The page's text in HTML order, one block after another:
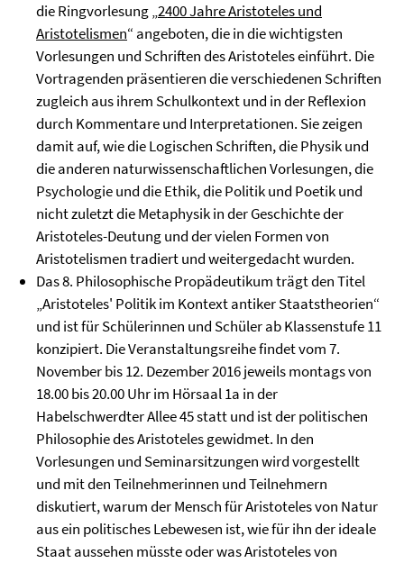
die Ringvorlesung „2400 Jahre Aristoteles und
Aristotelismen“ angeboten, die in die wichtigsten
Vorlesungen und Schriften des Aristoteles einführt. Die
Vortragenden präsentieren die verschiedenen Schriften
zugleich aus ihrem Schulkontext und in der Reflexion
durch Kommentare und Interpretationen. Sie zeigen
damit auf, wie die Logischen Schriften, die Physik und
die anderen naturwissenschaftlichen Vorlesungen, die
Psychologie und die Ethik, die Politik und Poetik und
nicht zuletzt die Metaphysik in der Geschichte der
Aristoteles-Deutung und der vielen Formen von
Aristotelismen tradiert und weitergedacht wurden.
Das 8. Philosophische Propädeutikum trägt den Titel
„Aristoteles' Politik im Kontext antiker Staatstheorien“
und ist für Schülerinnen und Schüler ab Klassenstufe 11
konzipiert. Die Veranstaltungsreihe findet vom 7.
November bis 12. Dezember 2016 jeweils montags von
18.00 bis 20.00 Uhr im Hörsaal 1a in der
Habelschwerdter Allee 45 statt und ist der politischen
Philosophie des Aristoteles gewidmet. In den
Vorlesungen und Seminarsitzungen wird vorgestellt
und mit den Teilnehmerinnen und Teilnehmern
diskutiert, warum der Mensch für Aristoteles von Natur
aus ein politisches Lebewesen ist, wie für ihn der ideale
Staat aussehen müsste oder was Aristoteles von